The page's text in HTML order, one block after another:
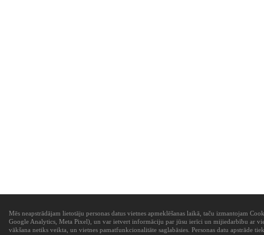
Mēs neapstrādājam lietotāju personas datus vietnes apmeklēšanas laikā, taču izmantojam
Google Analytics, Meta Pixel), un var ietvert informāciju par jūsu ierīci un mijiedarbību ar
vākšana netiks veikta, un vietnes pamatfunkcionalitāte saglabāsies. Personas datu apstrāde